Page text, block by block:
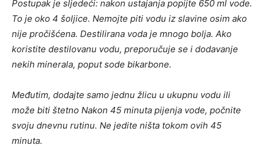
Postupak je sljedeći: nakon ustajanja popijte 650 ml vode.
To je oko 4 šoljice. Nemojte piti vodu iz slavine osim ako
nije pročišćena. Destilirana voda je mnogo bolja. Ako
koristite destilovanu vodu, preporučuje se i dodavanje
nekih minerala, poput sode bikarbone.
Međutim, dodajte samo jednu žlicu u ukupnu vodu ili
može biti štetno Nakon 45 minuta pijenja vode, počnite
svoju dnevnu rutinu. Ne jedite ništa tokom ovih 45
minuta.